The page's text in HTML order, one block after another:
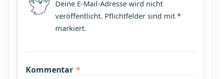
Deine E-Mail-Adresse wird nicht
veröffentlicht. Pflichtfelder sind mit *
markiert.
Kommentar *